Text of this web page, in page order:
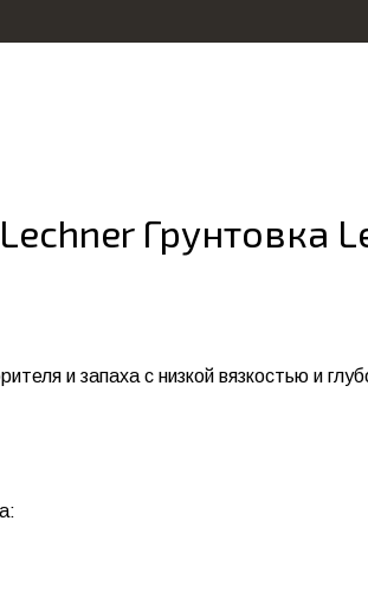
Грунтовка
и запаха с низкой вязкостью и